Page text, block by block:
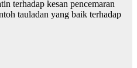
terhadap kesan pencemaran
tauladan yang baik terhadap